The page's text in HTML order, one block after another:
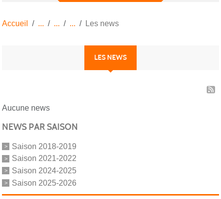
Accueil Les news
LES NEWS
Aucune news
NEWS PAR SAISON
Saison 2018-2019
Saison 2021-2022
Saison 2024-2025
Saison 2025-2026